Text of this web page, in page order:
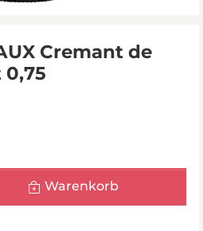
Cremant de
Warenkorb